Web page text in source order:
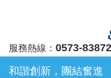
服務熱線： 0573-
和諧創新，團結奮進